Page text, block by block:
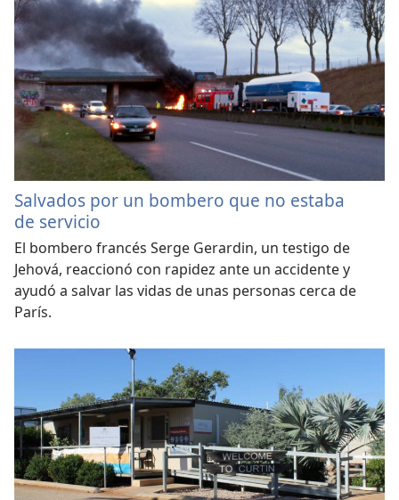
Salvados por un bombero que no estaba
de servicio
El bombero francés Serge Gerardin, un testigo de
Jehová, reaccionó con rapidez ante un accidente y
ayudó a salvar las vidas de unas personas cerca de
París.